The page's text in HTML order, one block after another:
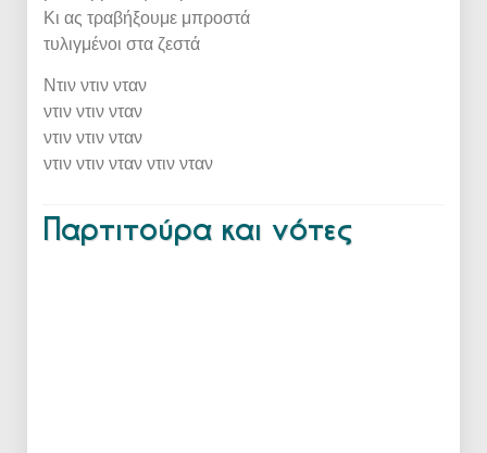
Κι ας τραβήξουμε μπροστά
τυλιγμένοι στα ζεστά
Ντιν ντιν νταν
ντιν ντιν νταν
ντιν ντιν νταν
ντιν ντιν νταν ντιν νταν
Παρτιτούρα και νότες